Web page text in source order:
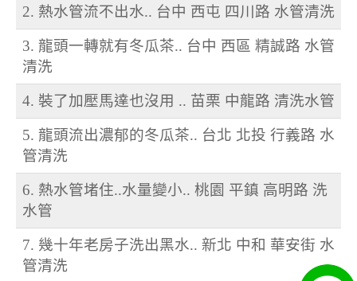
2. 熱水管流不出水.. 台中 西屯 四川路 水管清洗
3. 龍頭一轉就有冬瓜茶.. 台中 西區 精誠路 水管
清洗
4. 裝了加壓馬達也沒用 .. 苗栗 中龍路 清洗水管
5. 龍頭流出濃郁的冬瓜茶.. 台北 北投 行義路 水
管清洗
6. 熱水管堵住..水量變小.. 桃園 平鎮 高明路 洗
水管
7. 幾十年老房子洗出黑水.. 新北 中和 華安街 水
管清洗